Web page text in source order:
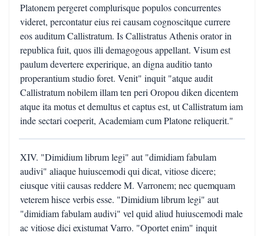
Platonem pergeret complurisque populos concurrentes
videret, percontatur eius rei causam cognoscitque currere
eos auditum Callistratum. Is Callistratus Athenis orator in
republica fuit, quos illi demagogous appellant. Visum est
paulum devertere experirique, an digna auditio tanto
properantium studio foret. Venit" inquit "atque audit
Callistratum nobilem illam ten peri Oropou diken dicentem
atque ita motus et demultus et captus est, ut Callistratum iam
inde sectari coeperit, Academiam cum Platone reliquerit."
XIV. "Dimidium librum legi" aut "dimidiam fabulam
audivi" aliaque huiuscemodi qui dicat, vitiose dicere;
eiusque vitii causas reddere M. Varronem; nec quemquam
veterem hisce verbis esse. "Dimidium librum legi" aut
"dimidiam fabulam audivi" vel quid aliud huiuscemodi male
ac vitiose dici existumat Varro. "Oportet enim" inquit